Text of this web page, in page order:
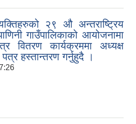
२९ औ अन्तराष्ट्रिय
गाउँपालिकाको आयोजनामा
वितरण कार्यक्रममा अध्यक्ष
हस्तान्तरण गर्नुहुदै ।